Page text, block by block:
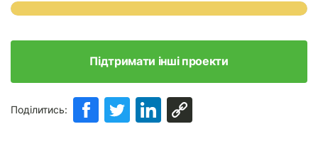
Підтримати інші проекти
Поділитись: